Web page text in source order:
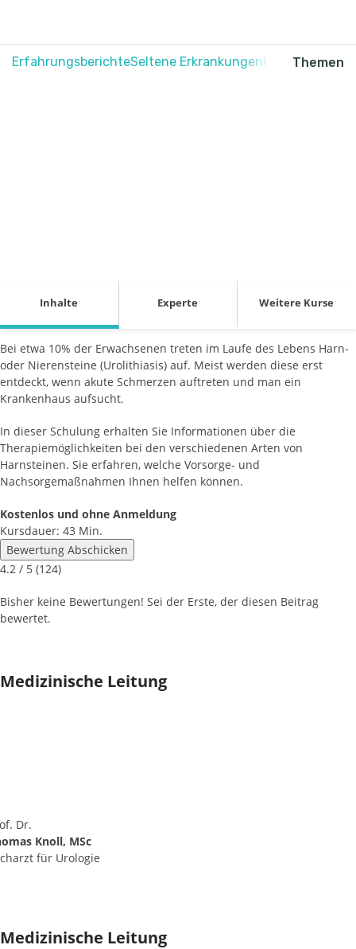
ErfahrungsberichteSeltene ErkrankungenKrebsThemen
Inhalte Experte Weitere Kurse
Bei etwa 10% der Erwachsenen treten im Laufe des Lebens Harn-
oder Nierensteine (Urolithiasis) auf. Meist werden diese erst
entdeckt, wenn akute Schmerzen auftreten und man ein
Krankenhaus aufsucht.
In dieser Schulung erhalten Sie Informationen über die
Therapiemöglichkeiten bei den verschiedenen Arten von
Harnsteinen. Sie erfahren, welche Vorsorge- und
Nachsorgemaßnahmen Ihnen helfen können.
Kostenlos und ohne Anmeldung
Kursdauer: 43 Min.
Bewertung Abschicken
4.2 / 5 (124)
Bisher keine Bewertungen! Sei der Erste, der diesen Beitrag
bewertet.
Medizinische Leitung
Dr.
Knoll, MSc
für Urologie
Medizinische Leitung